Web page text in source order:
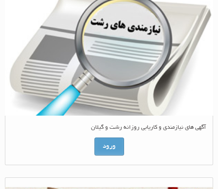
آگهی های نیازمندی و کاریابی روزانه رشت و گیلان
ورود